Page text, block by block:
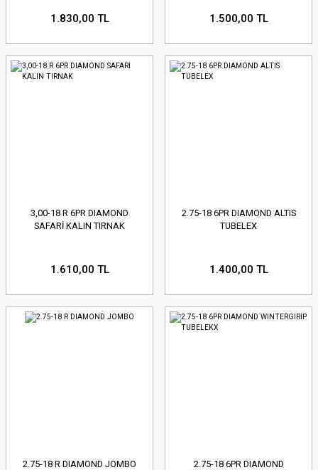
1.830,00 TL 1.500,00 TL
3,00-18 R 6PR DIAMOND
SAFARİ KALIN TIRNAK
1.610,00 TL
2.75-18 6PR DIAMOND ALTIS
TUBELEX
1.400,00 TL
2.75-18 R DIAMOND JOMBO
2.75-18 6PR DIAMOND